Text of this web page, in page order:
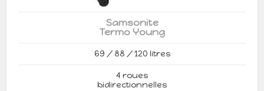
Samsonite
Termo Young
69 / 88 / 120 litres
4 roues
bidirectionnelles